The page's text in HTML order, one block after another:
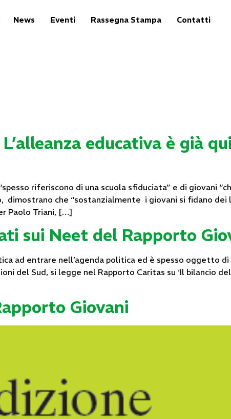
News Eventi Rassegna Stampa Contatti
educativa è già
riferiscono di una scuola sfiduciata” e di giovani
che “sostanzialmente i giovani si fidano dei
Paolo Triani, […]
sui Neet del Rapporto
ad entrare nell’agenda politica ed è spesso oggetto
del Sud, si legge nel Rapporto Caritas su ‘Il bilancio
Giovani